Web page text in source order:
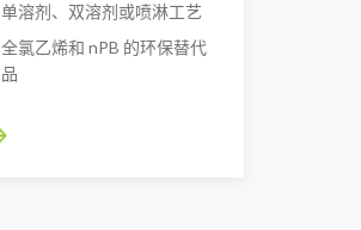
单溶剂、双溶剂或喷淋工艺
全氯乙烯和 nPB 的环保替代
品